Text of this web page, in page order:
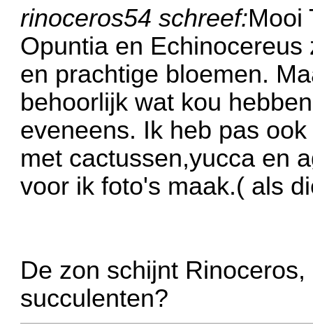
rinoceros54 schreef:Mooi
Opuntia en
en prachtige bloemen.
behoorlijk wat kou
eveneens. Ik heb pas
met cactussen,yucca en
voor ik foto's maak.( als
De zon schijnt
succulenten?